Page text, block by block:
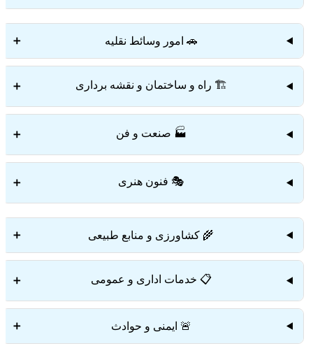
🚗 امور وسائط نقلیه ➕
🏗️ راه و ساختمان و نقشه برداری ➕
🏭 صنعت و فن ➕
🎭 فنون هنری ➕
🌾 کشاورزی و منابع طبیعی ➕
📋 خدمات اداری و عمومی ➕
🚨 ایمنی و حوادث ➕